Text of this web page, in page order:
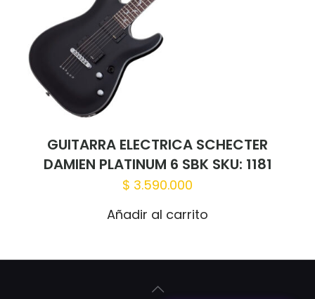
GUITARRA ELECTRICA SCHECTER
DAMIEN PLATINUM 6 SBK SKU: 1181
$ 3.590.000
Añadir al carrito